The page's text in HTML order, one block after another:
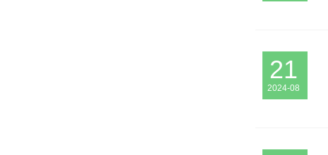
21
2024-08